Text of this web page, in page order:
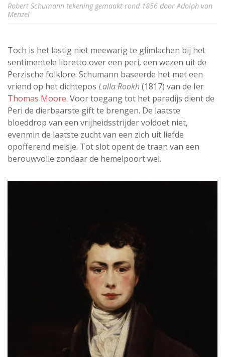
Robert Schumann tekening gemaakt rond 1856 door Adolph von
Menzel
Toch is het lastig niet meewarig te glimlachen bij het
sentimentele libretto over een peri, een wezen uit de
Perzische folklore. Schumann baseerde het met een
vriend op het dichtepos Lalla Rookh(1817) van de Ier
Thomas Moore. Voor toegang tot het paradijs dient de
Peri de dierbaarste gift te brengen. De laatste
bloeddrop van een vrijheidsstrijder voldoet niet,
evenmin de laatste zucht van een zich uit liefde
opofferend meisje. Tot slot opent de traan van een
berouwvolle zondaar de hemelpoort wel.